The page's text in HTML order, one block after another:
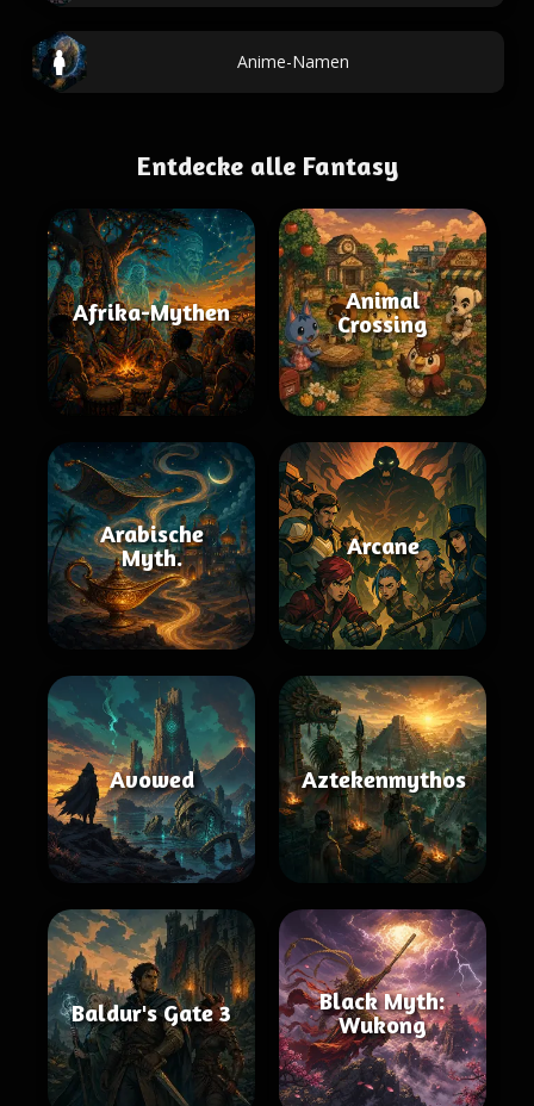
Anime-Namen
Entdecke alle Fantasy
Afrika-Mythen
Animal
Crossing
Arabische
Myth.
Arcane
Avowed Aztekenmythos
Baldur's Gate 3
Black Myth:
Wukong